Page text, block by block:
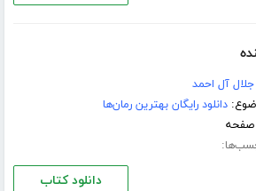
جلال آل احمد
دانلود رایگان بهترین رمان‌ها
دانلود کتاب